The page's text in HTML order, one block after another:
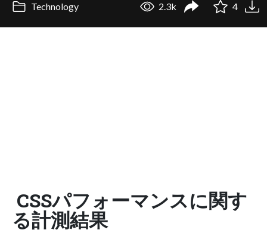
Technology 2.3k 4
CSSパフォーマンスに関す
る計測結果